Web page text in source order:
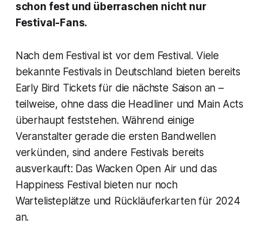
schon fest und überraschen nicht nur
Festival-Fans.
Nach dem Festival ist vor dem Festival. Viele
bekannte Festivals in Deutschland bieten bereits
Early Bird Tickets für die nächste Saison an –
teilweise, ohne dass die Headliner und Main Acts
überhaupt feststehen. Während einige
Veranstalter gerade die ersten Bandwellen
verkünden, sind andere Festivals bereits
ausverkauft: Das Wacken Open Air und das
Happiness Festival bieten nur noch
Wartelisteplätze und Rückläuferkarten für 2024
an.